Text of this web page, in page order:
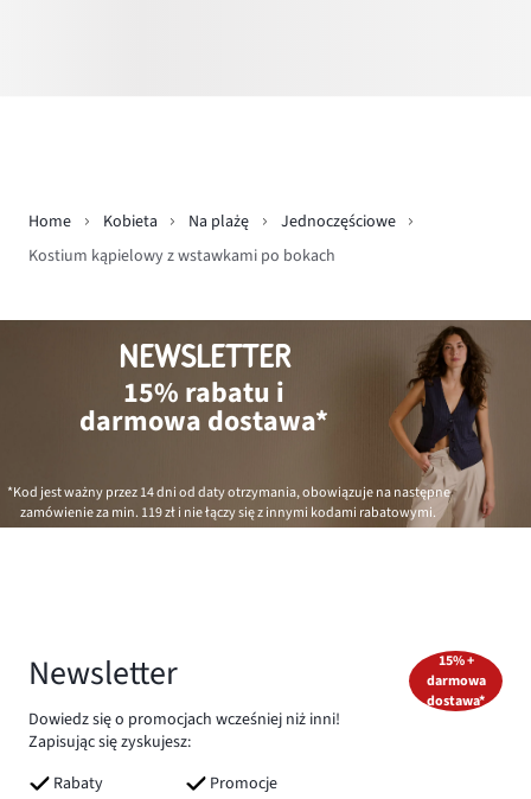
Home Kobieta Na plażę
Jednoczęściowe
Kostium kąpielowy z wstawkami po bokach
NEWSLETTER
15% rabatu i
darmowa dostawa*
*Kod jest ważny przez 14 dni od daty otrzymania, obowiązuje na następne
zamówienie za min. 119 złi nie łączy się z innymi kodami rabatowymi.
Newsletter
Dowiedz się o promocjach wcześniej niż inni!
Zapisując się zyskujesz:
Rabaty
Promocje
15% +
darmowa
dostawa*